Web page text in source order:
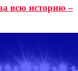
всю историю –